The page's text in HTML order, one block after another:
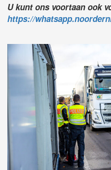
U kunt ons voortaan ook
https://